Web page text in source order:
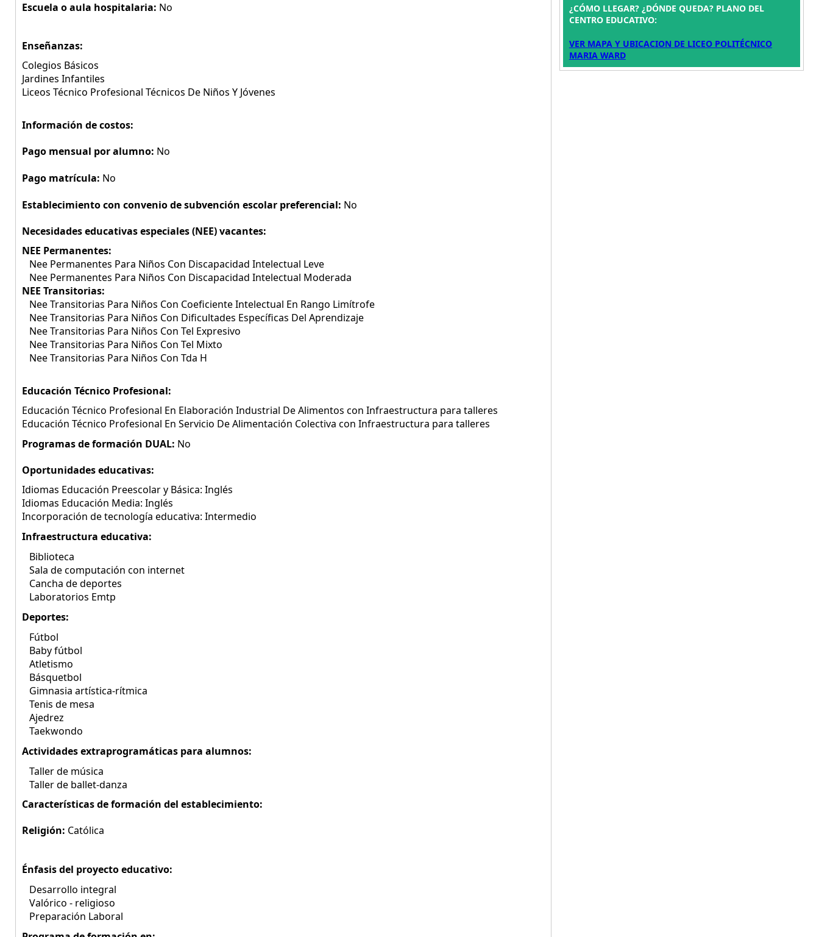
Escuela o aula hospitalaria: No
Enseñanzas:
Colegios Básicos
Jardines Infantiles
Liceos Técnico Profesional Técnicos De Niños Y Jóvenes
Información de costos:
Pago mensual por alumno: No
Pago matrícula: No
Establecimiento con convenio de subvención escolar preferencial: No
Necesidades educativas especiales (NEE) vacantes:
NEE Permanentes:
Nee Permanentes Para Niños Con Discapacidad Intelectual Leve
Nee Permanentes Para Niños Con Discapacidad Intelectual Moderada
NEE Transitorias:
Nee Transitorias Para Niños Con Coeficiente Intelectual En Rango Limítrofe
Nee Transitorias Para Niños Con Dificultades Específicas Del Aprendizaje
Nee Transitorias Para Niños Con Tel Expresivo
Nee Transitorias Para Niños Con Tel Mixto
Nee Transitorias Para Niños Con Tda H
Educación Técnico Profesional:
Educación Técnico Profesional En Elaboración Industrial De Alimentos con Infraestructura para talleres
Educación Técnico Profesional En Servicio De Alimentación Colectiva con Infraestructura para talleres
Programas de formación DUAL: No
Oportunidades educativas:
Idiomas Educación Preescolar y Básica: Inglés
Idiomas Educación Media: Inglés
Incorporación de tecnología educativa: Intermedio
Infraestructura educativa:
Biblioteca
Sala de computación con internet
Cancha de deportes
Laboratorios Emtp
Deportes:
Fútbol
Baby fútbol
Atletismo
Básquetbol
Gimnasia artística-rítmica
Tenis de mesa
Ajedrez
Taekwondo
Actividades extraprogramáticas para alumnos:
Taller de música
Taller de ballet-danza
Características de formación del establecimiento:
Religión: Católica
Énfasis del proyecto educativo:
Desarrollo integral
Valórico - religioso
Preparación Laboral
¿CÓMO LLEGAR? ¿DÓNDE QUEDA? PLANO DEL
CENTRO EDUCATIVO:
VER MAPA Y UBICACION DE LICEO POLITÉCNICO
MARIA WARD